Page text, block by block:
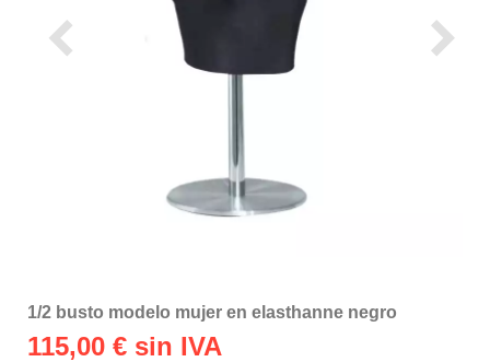
1/2 busto modelo mujer en elasthanne negro
115,00 € sin IVA